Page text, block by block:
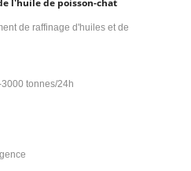
l'huile de poisson-chat
de raffinage d'huiles et de
tonnes/24h